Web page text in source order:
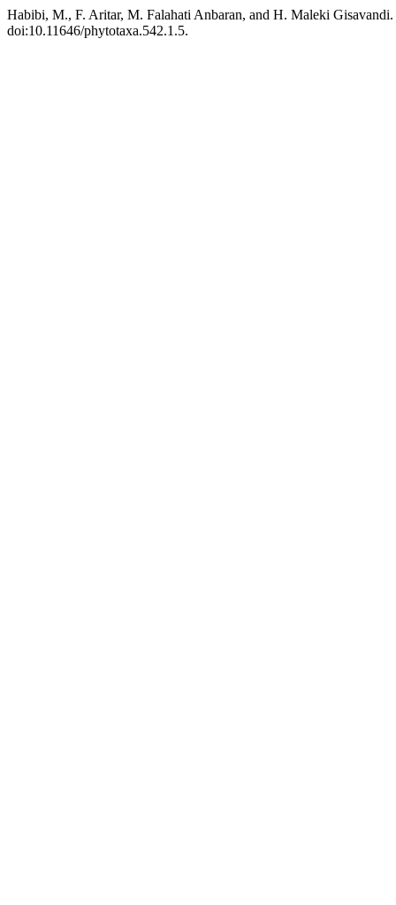
Habibi, M., F. Aritar, M. Falahati Anbaran, and H. Maleki
doi:10.11646/phytotaxa.542.1.5.